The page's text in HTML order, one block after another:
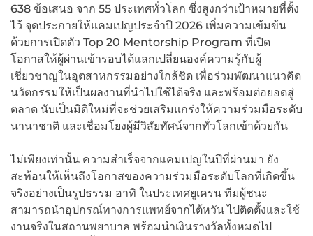
638 ข้อเสนอ จาก 55 ประเทศทั่วโลก ซึ่งสูงกว่าเป้าหมายที่ตั้ง
ไว้ จุดประกายให้แคมเปญประจำปี 2026 เพิ่มความเข้มข้น
ด้วยการเปิดตัว Top 20 Mentorship Program ที่เปิด
โอกาสให้ผู้ผ่านเข้ารอบได้แลกเปลี่ยนองค์ความรู้กับผู้
เชี่ยวชาญในอุตสาหกรรมอย่างใกล้ชิด เพื่อร่วมพัฒนาแนวคิด
นวัตกรรมให้เป็นผลงานที่นำไปใช้ได้จริง และพร้อมต่อยอดสู่
ตลาด นับเป็นมิติใหม่ที่จะช่วยเสริมแกร่งให้ความร่วมมือระดับ
นานาชาติ และเชื่อมโยงผู้มีวิสัยทัศน์จากทั่วโลกเข้าด้วยกัน
ไม่เพียงเท่านั้น ความสำเร็จจากแคมเปญในปีที่ผ่านมา ยัง
สะท้อนให้เห็นถึงโอกาสของความร่วมมือระดับโลกที่เกิดขึ้น
จริงอย่างเป็นรูปธรรม อาทิ ในประเทศยูเครน ทีมผู้ชนะ
สามารถนำอุปกรณ์ทางการแพทย์จากไต้หวัน ไปติดตั้งและใช้
งานจริงในสถานพยาบาล พร้อมนำเงินรางวัลทั้งหมดไป